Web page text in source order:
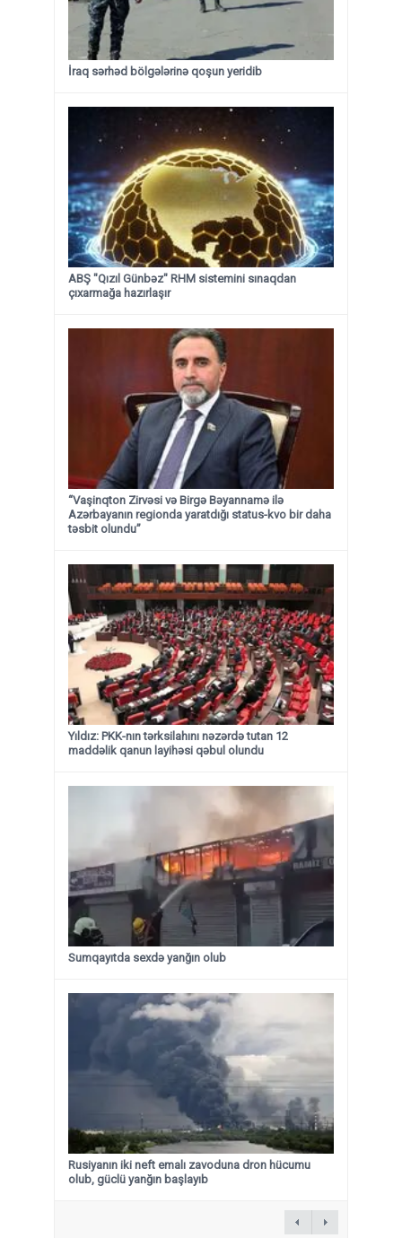
İraq sərhəd bölgələrinə qoşun yeridib
ABŞ "Qızıl Günbəz" RHM sistemini sınaqdan
çıxarmağa hazırlaşır
“Vaşinqton Zirvəsi və Birgə Bəyannamə ilə
Azərbayanın regionda yaratdığı status-kvo bir daha
təsbit olundu”
Yıldız: PKK-nın tərksilahını nəzərdə tutan 12
maddəlik qanun layihəsi qəbul olundu ​​​​​​​
Sumqayıtda sexdə yanğın olub
Rusiyanın iki neft emalı zavoduna dron hücumu
olub, güclü yanğın başlayıb